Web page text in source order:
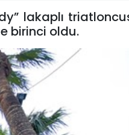
lakaplı
birinci oldu.